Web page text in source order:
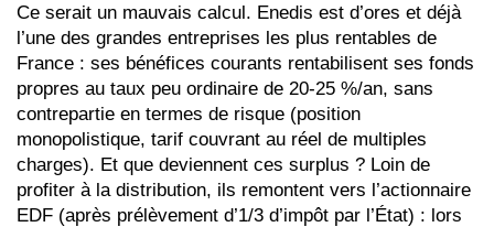
Ce serait un mauvais calcul. Enedis est d’ores et déjà
l’une des grandes entreprises les plus rentables de
France : ses bénéfices courants rentabilisent ses fonds
propres au taux peu ordinaire de 20-25 %/an, sans
contrepartie en termes de risque (position
monopolistique, tarif couvrant au réel de multiples
charges). Et que deviennent ces surplus ? Loin de
profiter à la distribution, ils remontent vers l’actionnaire
EDF (après prélèvement d’1/3 d’impôt par l’État) : lors